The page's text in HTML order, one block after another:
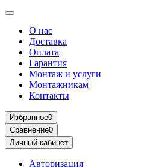
О нас
Доставка
Оплата
Гарантия
Монтаж и услуги
Монтажникам
Контакты
Избранное0
Сравнение0
Личный кабинет
Авторизация